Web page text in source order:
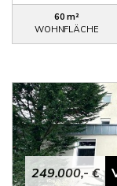
60 m²
WOHNFLÄCHE
249.000,- €